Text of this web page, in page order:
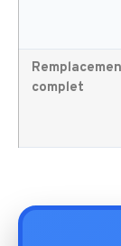
complet